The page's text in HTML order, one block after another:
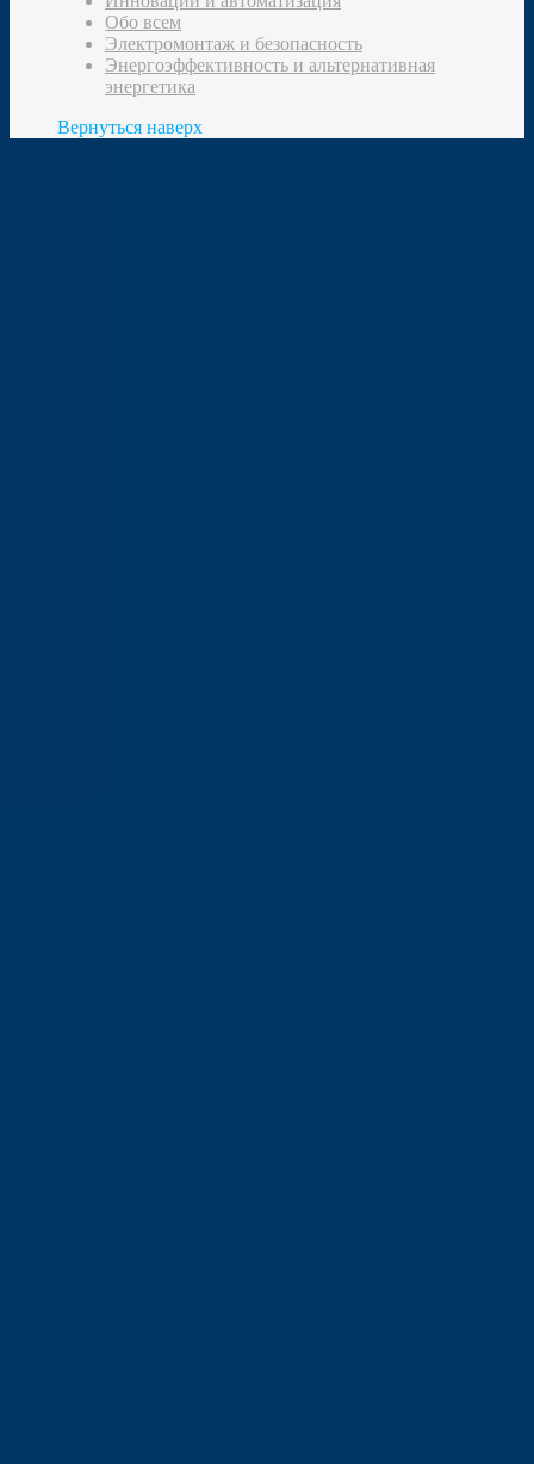
Обо всем
Электромонтаж и безопасность
Энергоэффективность и альтернативная
энергетика
Вернуться наверх